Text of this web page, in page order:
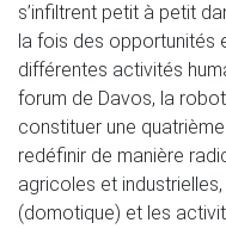
s’infiltrent petit à petit
la fois des opportunités
différentes activités
forum de Davos, la
constituer une
redéfinir de manière
agricoles et
(domotique) et les